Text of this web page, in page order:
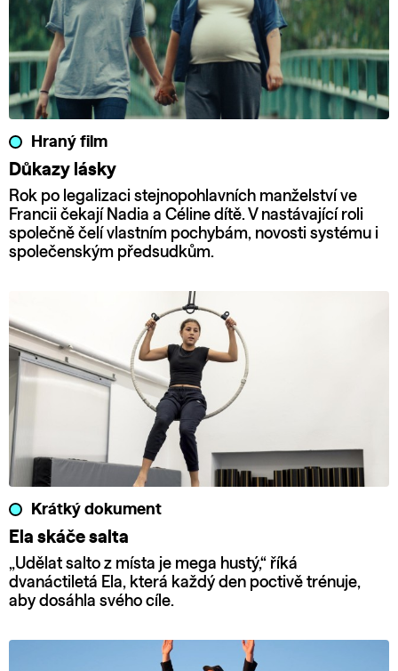
Hraný film
Důkazy lásky
Rok po legalizaci stejnopohlavních manželství ve
Francii čekají Nadia a Céline dítě. V nastávající roli
společně čelí vlastním pochybám, novosti systému i
společenským předsudkům.
Krátký dokument
Ela skáče salta
„Udělat salto z místa je mega hustý,“ říká
dvanáctiletá Ela, která každý den poctivě trénuje,
aby dosáhla svého cíle.